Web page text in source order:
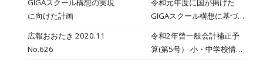
ロポーザルの審査結果につ
いて
るにあたり、プロポーザル
方式による契約候補者の選
定を実施しました。プロポ
ーザル審査会では、提案事
GIGAスクール構想の実現
に向けた計画
令和元年度に国が掲げた
GIGAスクール構想に基づ
配備計画やICT活用計画な
どの計画を策定しましたの
広報おおたき 2020.11
No.626
令和2年曾一般会計補正予
算(第5号） 小・中学校情報